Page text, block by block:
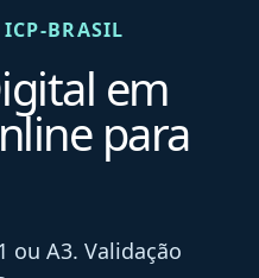
BRASIL
em
para
ou A3. Validação